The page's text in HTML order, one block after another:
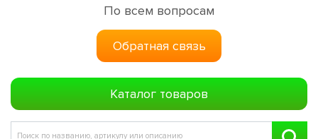
По всем вопросам
Обратная связь
Каталог товаров